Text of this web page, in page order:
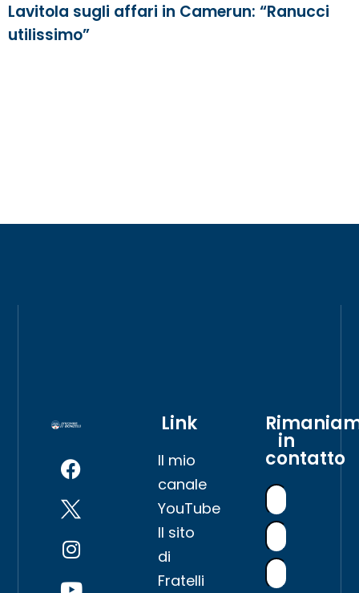
Lavitola sugli affari in Camerun: “Ranucci
utilissimo”
Link
Il mio
canale
YouTube
Il sito
di
Fratelli
in
contatto